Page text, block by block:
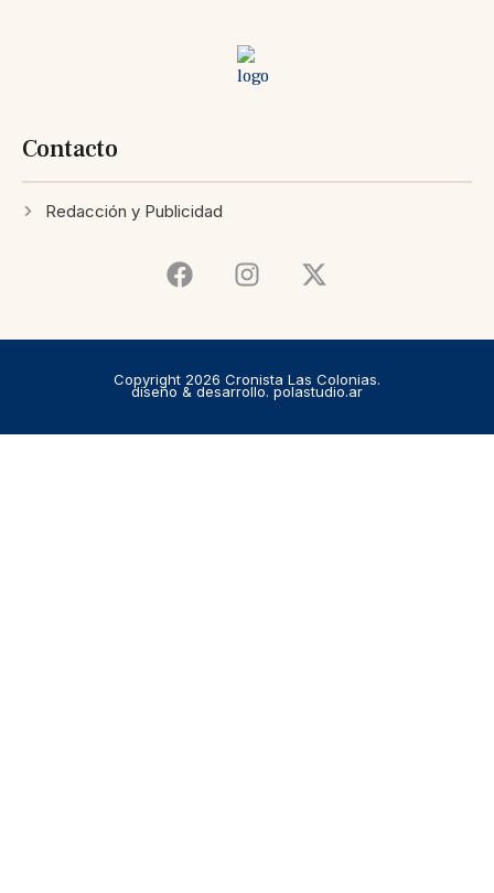
Contacto
Redacción y Publicidad
Copyright 2026 Cronista Las Colonias.
diseño & desarrollo. polastudio.ar